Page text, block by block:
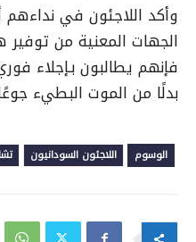
وأكد اللاجئون في
الجهات المعنية من توفير
فإنهم يطالبون بـإجلاء
بدلًا من الموت البطيء
الوسوم اللاجئون السودانيون